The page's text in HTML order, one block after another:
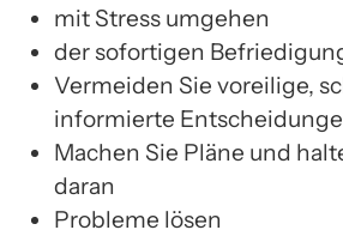
mit Stress umgehen
der sofortigen
Vermeiden Sie voreilige,
informierte
Machen Sie Pläne und
daran
Probleme lösen